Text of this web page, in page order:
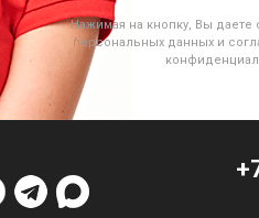
Нажимая на кнопку, Вы даете
персональных данных и